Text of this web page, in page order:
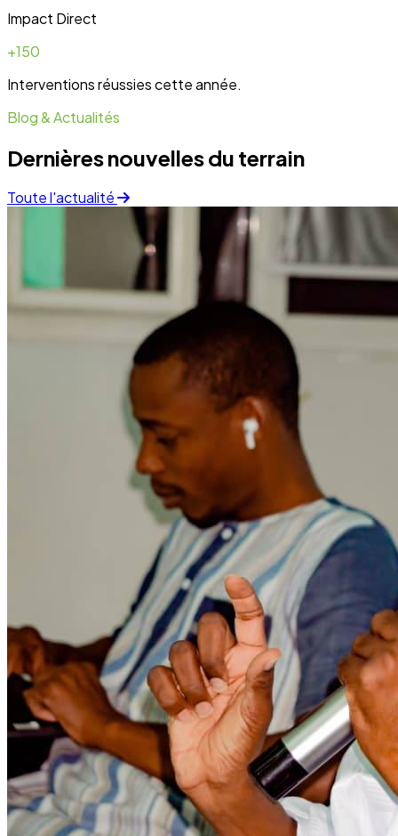
Forum portant sur les modalités et
opportunités de financement à destination
des OSC et OCB
Lire l'article